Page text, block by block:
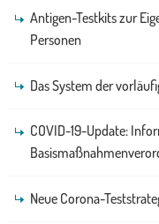
Antigen-Testkits zur
Personen
Das System der
COVID-19-Update:
Neue Corona-